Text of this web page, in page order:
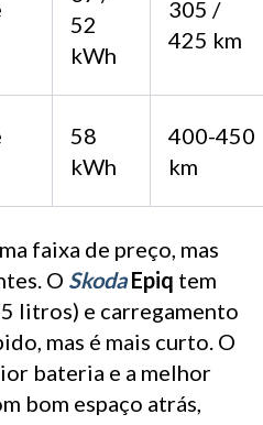
52
kWh
305 /
425 km
58
kWh
400-450
km
faixa de preço, mas
O SkodaEpiq tem
litros) e carregamento
mas é mais curto. O
bateria e a melhor
bom espaço atrás,